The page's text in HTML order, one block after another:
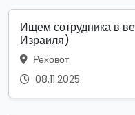
Ищем сотрудника в
Израиля)
Реховот
08.11.2025